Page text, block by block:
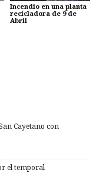
Incendio en una planta
recicladora de 9 de
Abril
Cayetano con
el temporal